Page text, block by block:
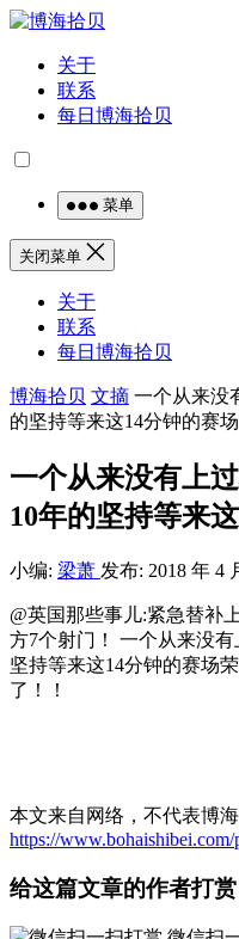
关于
联系
每日博海拾贝
菜单
关闭菜单
关于
联系
每日博海拾贝
博海拾贝 文摘 一个从来没
的坚持等来这14分钟的赛
一个从来没有上
10年的坚持等来
小编: 梁萧 发布: 2018 年 4
@英国那些事儿:紧急替补
方7个射门！ 一个从来没
坚持等来这14分钟的赛场
了！！
本文来自网络，不代表博
https://www.bohaishibei.com/
给这篇文章的作者打赏